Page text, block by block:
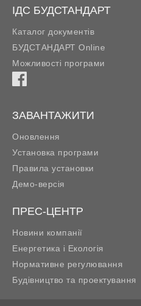
ІДС БУДСТАНДАРТ
Каталог документів
БУДСТАНДАРТ Online
Можливості програми
ЗАВАНТАЖИТИ
Оновлення
Установка програми
Правила установки
Демо-версія
ПРЕС-ЦЕНТР
Новини компанії
Енергетика і Екологія
Нормативне регулювання
Будівництво та проектування